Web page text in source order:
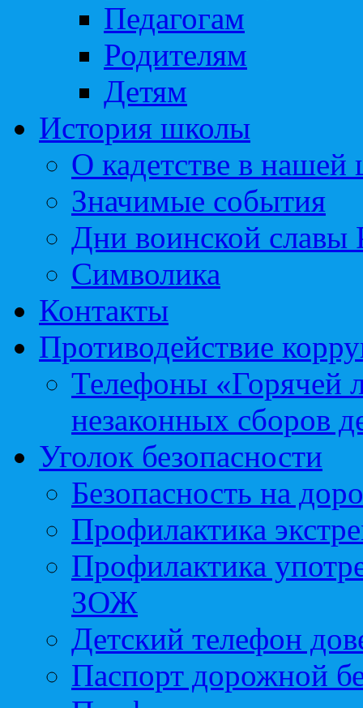
Педагогам
Родителям
Детям
История школы
О кадетстве в нашей
Значимые события
Дни воинской славы
Символика
Контакты
Противодействие
Телефоны «Горячей
незаконных сборов
Уголок безопасности
Безопасность на
Профилактика
Профилактика
ЗОЖ
Детский телефон
Паспорт дорожной